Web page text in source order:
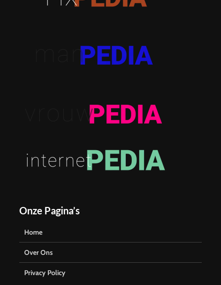
Onze Pagina’s
Home
Over Ons
Privacy Policy